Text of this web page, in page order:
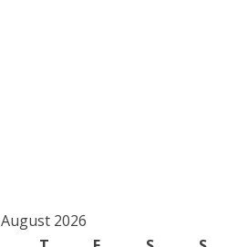
August 2026